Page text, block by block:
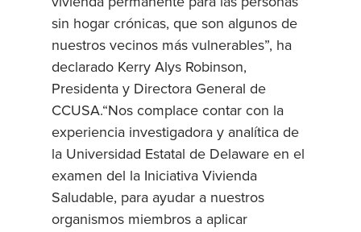
sin hogar crónicas, que son algunos de
nuestros vecinos más vulnerables”, ha
declarado Kerry Alys Robinson,
Presidenta y Directora General de
CCUSA.“Nos complace contar con la
experiencia investigadora y analítica de
la Universidad Estatal de Delaware en el
examen del la Iniciativa Vivienda
Saludable, para ayudar a nuestros
organismos miembros a aplicar